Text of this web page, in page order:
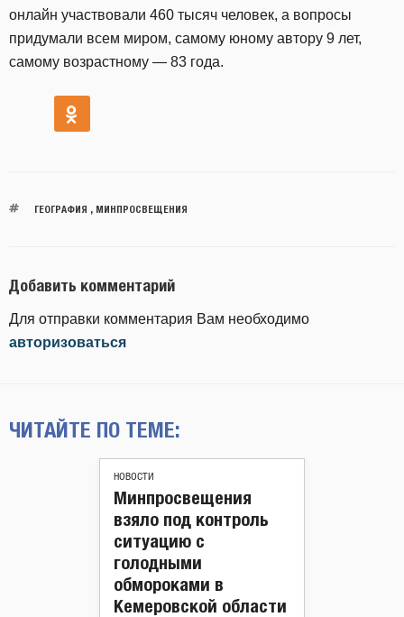
онлайн участвовали 460 тысяч человек, а вопросы
придумали всем миром, самому юному автору 9 лет,
самому возрастному — 83 года.
ГЕОГРАФИЯ , МИНПРОСВЕЩЕНИЯ
Добавить комментарий
Для отправки комментария Вам необходимо
авторизоваться
ЧИТАЙТЕ ПО ТЕМЕ:
НОВОСТИ
Минпросвещения
взяло под контроль
ситуацию с
голодными
обмороками в
Кемеровской области